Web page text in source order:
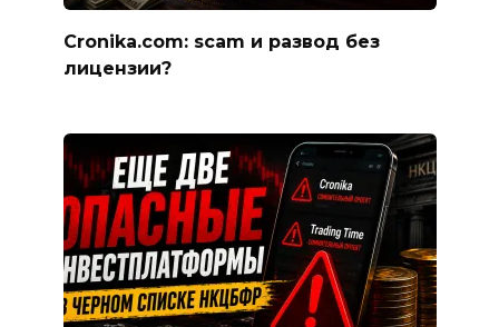
Cronika.com: scam и развод без
лицензии?